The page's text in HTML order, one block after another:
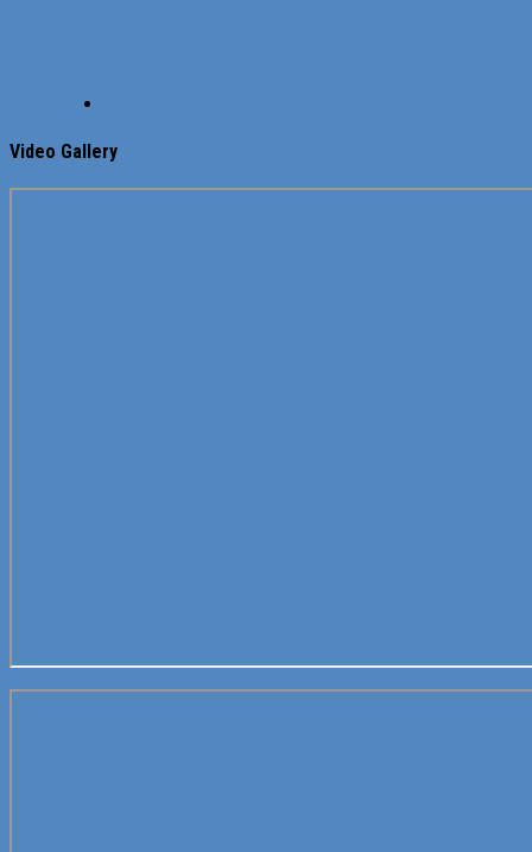
Video Gallery